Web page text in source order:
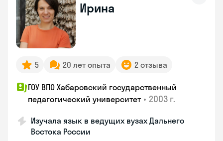
Ирина
5 20 лет опыта 2 отзыва
ГОУ ВПО Хабаровский государственный
педагогический университет • 2003 г.
Изучала язык в ведущих вузах Дальнего
Востока России